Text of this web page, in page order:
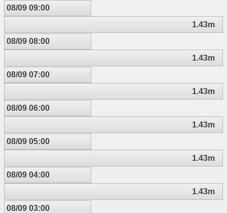
08/09 09:00
1.43m
08/09 08:00
1.43m
08/09 07:00
1.43m
08/09 06:00
1.43m
08/09 05:00
1.43m
08/09 04:00
1.43m
08/09 03:00